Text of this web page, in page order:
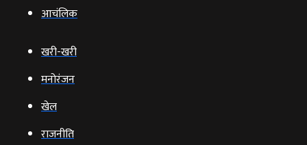
आचंलिक
खरी-खरी
मनोरंजन
खेल
राजनीति